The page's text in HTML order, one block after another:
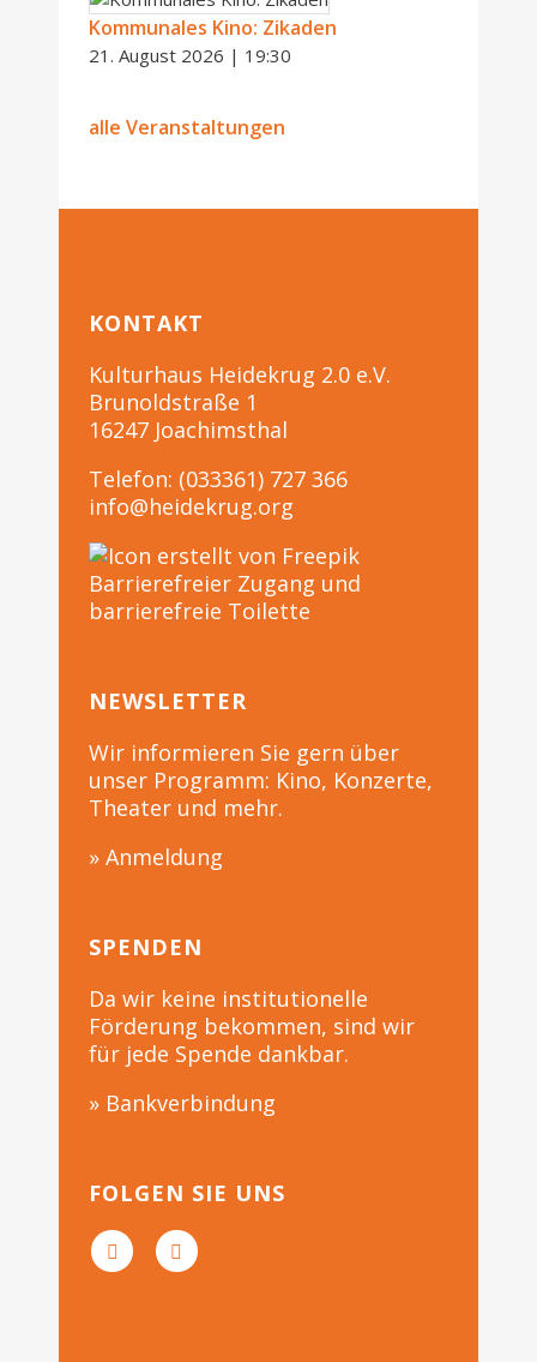
Kommunales Kino: Zikaden
21. August 2026 | 19:30
alle Veranstaltungen
KONTAKT
Kulturhaus Heidekrug 2.0 e.V.
Brunoldstraße 1
16247 Joachimsthal
Telefon: (033361) 727 366
info@heidekrug.org
Barrierefreier Zugang und
barrierefreie Toilette
NEWSLETTER
Wir informieren Sie gern über
unser Programm: Kino, Konzerte,
Theater und mehr.
» Anmeldung
SPENDEN
Da wir keine institutionelle
Förderung bekommen, sind wir
für jede Spende dankbar.
» Bankverbindung
FOLGEN SIE UNS